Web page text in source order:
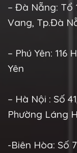
– Đà Nẵng: Tổ
Vang, Tp.Đà
– Phú Yên: 116
Yên
– Hà Nội : Số
Phường Láng
-Biên Hòa: Số